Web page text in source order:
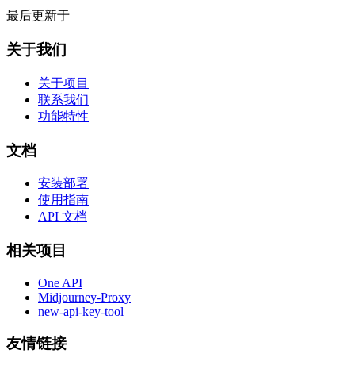
最后更新于
关于我们
关于项目
联系我们
功能特性
文档
安装部署
使用指南
API 文档
相关项目
One API
Midjourney-Proxy
new-api-key-tool
友情链接